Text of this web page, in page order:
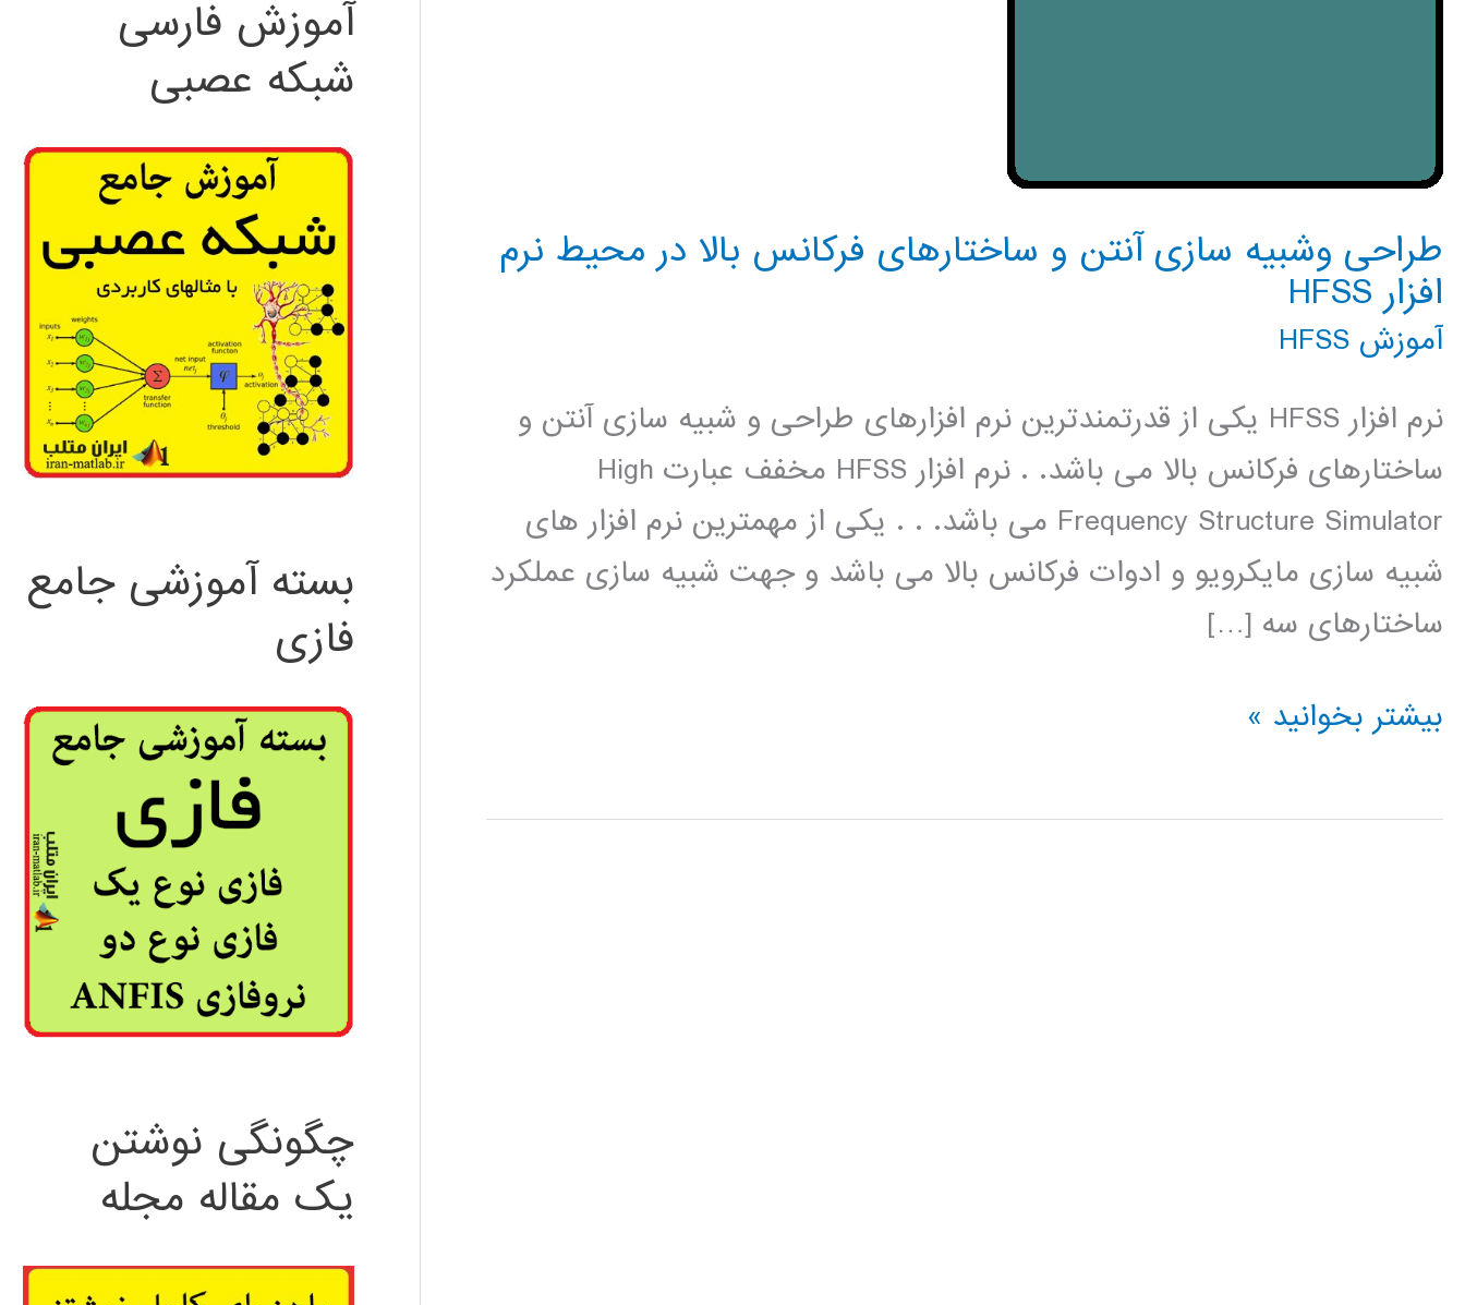
طراحی وشبیه سازی آنتن و ساختارهای فرکانس بالا در محیط نرم
افزار HFSS
آموزش HFSS
نرم افزار HFSS یکی از قدرتمندترین نرم افزارهای طراحی و شبیه سازی آنتن و
ساختارهای فرکانس بالا می باشد. . نرم افزار HFSS مخفف عبارت High
Frequency Structure Simulator می باشد. . . یکی از مهمترین نرم افزار های
شبیه سازی مایکرویو و ادوات فرکانس بالا می باشد و جهت شبیه سازی عملکرد
ساختارهای سه […]
طراحی
سازی
بیشتر بخوانید »
آموزش فارسی
شبکه عصبی
بسته آموزشی جامع
فازی
چگونگی نوشتن
یک مقاله مجله